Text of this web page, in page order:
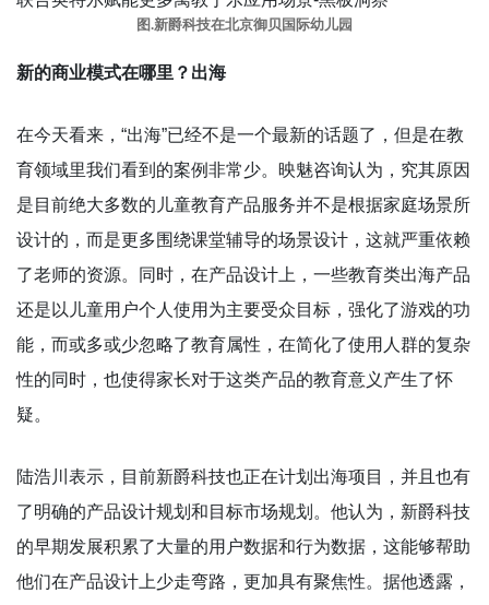
图.新爵科技在北京御贝国际幼儿园
新的商业模式在哪里 ？ 出海
在今天看来，“出海”已经不是一个最新的话题了，但是在教
育领域里我们看到的案例非常少。映魅咨询认为，究其原因
是目前绝大多数的儿童教育产品服务并不是根据家庭场景所
设计的，而是更多围绕课堂辅导的场景设计，这就严重依赖
了老师的资源。同时，在产品设计上，一些教育类出海产品
还是以儿童用户个人使用为主要受众目标，强化了游戏的功
能，而或多或少忽略了教育属性，在简化了使用人群的复杂
性的同时，也使得家长对于这类产品的教育意义产生了怀
疑。
陆浩川表示，目前新爵科技也正在计划出海项目，并且也有
了明确的产品设计规划和目标市场规划。他认为，新爵科技
的早期发展积累了大量的用户数据和行为数据，这能够帮助
他们在产品设计上少走弯路，更加具有聚焦性。据他透露，